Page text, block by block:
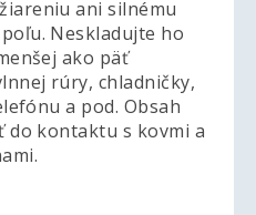
ani silnému
Neskladujte ho
ako päť
rúry, chladničky,
a pod. Obsah
kontaktu s kovmi a